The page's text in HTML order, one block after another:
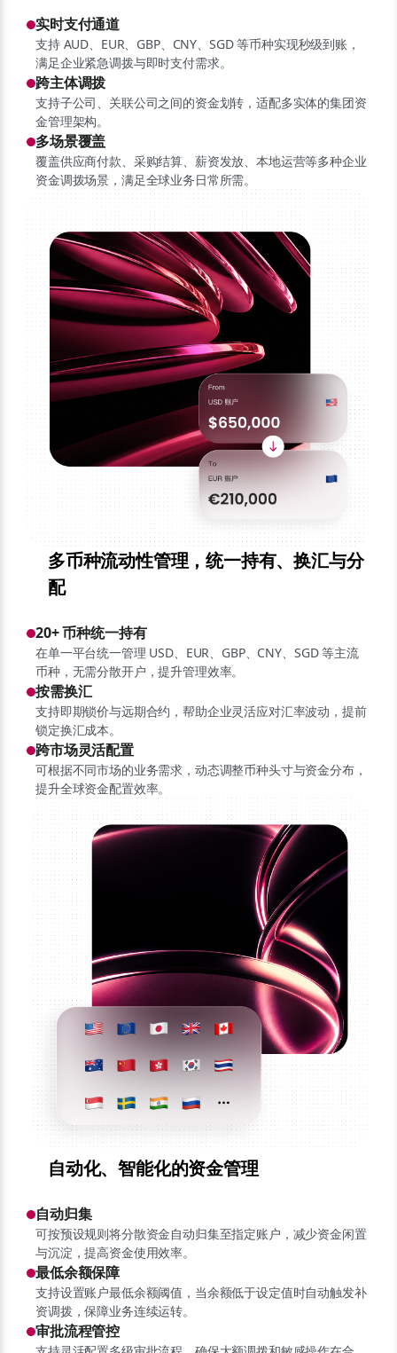
实时支付通道
支持 AUD、EUR、GBP、CNY、SGD 等币种实现秒级到账，
满足企业紧急调拨与即时支付需求。
跨主体调拨
支持子公司、关联公司之间的资金划转，适配多实体的集团资
金管理架构。
多场景覆盖
覆盖供应商付款、采购结算、薪资发放、本地运营等多种企业
资金调拨场景，满足全球业务日常所需。
多币种流动性管理，统一持有、换汇与分
配
20+ 币种统一持有
在单一平台统一管理 USD、EUR、GBP、CNY、SGD 等主流
币种，无需分散开户，提升管理效率。
按需换汇
支持即期锁价与远期合约，帮助企业灵活应对汇率波动，提前
锁定换汇成本。
跨市场灵活配置
可根据不同市场的业务需求，动态调整币种头寸与资金分布，
提升全球资金配置效率。
自动化、智能化的资金管理
自动归集
可按预设规则将分散资金自动归集至指定账户，减少资金闲置
与沉淀，提高资金使用效率。
最低余额保障
支持设置账户最低余额阈值，当余额低于设定值时自动触发补
资调拨，保障业务连续运转。
审批流程管控